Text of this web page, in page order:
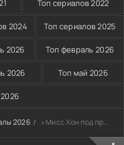
Топ сериалов 2022
2024 Топ сериалов 2025
2026 Топ февраль 2026
2026 Топ май 2026
2026 » Мисс Хон под прикрытием (2026)